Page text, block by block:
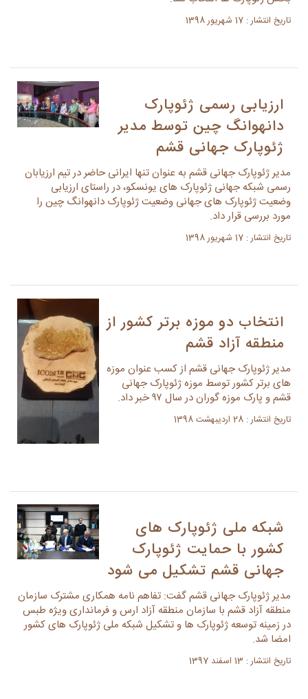
تاریخ انتشار : 17 شهریور 1398
ارزیابی رسمی ژئوپارک
دانهوانگ چین توسط مدیر
ژئوپارک جهانی قشم
مدیر ژئوپارک جهانی قشم به عنوان تنها ایرانی حاضر در تیم ارزیابان
رسمی شبکه جهانی ژئوپارک های یونسکو، در راستای ارزیابی
وضعیت ژئوپارک های جهانی وضعیت ژئوپارک دانهوانگ چین را
مورد بررسی قرار داد.
تاریخ انتشار : 17 شهریور 1398
انتخاب دو موزه برتر کشور از
منطقه آزاد قشم
مدیر ژئوپارک جهانی قشم از کسب عنوان موزه
های برتر کشور توسط موزه ژئوپارک جهانی
قشم و پارک موزه گوران در سال ۹۷ خبر داد.
تاریخ انتشار : 28 اردیبهشت 1398
شبکه ملی ژئوپارک های
کشور با حمایت ژئوپارک
جهانی قشم تشکیل می شود
مدیر ژئوپارک جهانی قشم گفت: تفاهم نامه همکاری مشترک سازمان
منطقه آزاد قشم با سازمان منطقه آزاد ارس و فرمانداری ویژه طبس
در زمینه توسعه ژئوپارک ها و تشکیل شبکه ملی ژئوپارک های کشور
امضا شد.
تاریخ انتشار : 13 اسفند 1397